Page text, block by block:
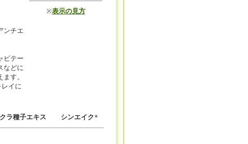
ンチエ
ビテー
などに
す。
イに
※表示の見方
ラ種子エキス シンエイク*